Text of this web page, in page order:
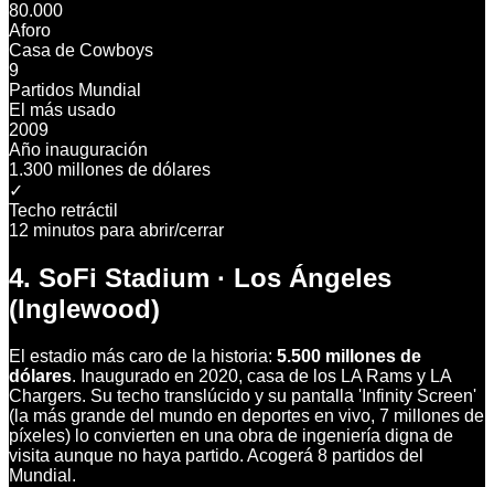
80.000
Aforo
Casa de Cowboys
9
Partidos Mundial
El más usado
2009
Año inauguración
1.300 millones de dólares
✓
Techo retráctil
12 minutos para abrir/cerrar
4. SoFi Stadium · Los Ángeles
(Inglewood)
El estadio más caro de la historia: 5.500 millones de
dólares. Inaugurado en 2020, casa de los LA Rams y LA
Chargers. Su techo translúcido y su pantalla 'Infinity Screen'
(la más grande del mundo en deportes en vivo, 7 millones de
píxeles) lo convierten en una obra de ingeniería digna de
visita aunque no haya partido. Acogerá 8 partidos del
Mundial.